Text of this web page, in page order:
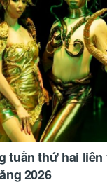
tuần thứ hai
2026